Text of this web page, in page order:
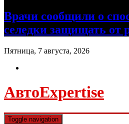
Врачи сообщили о
селедки защищать от
Пятница, 7 августа, 2026
АвтоExpertise
Toggle navigation